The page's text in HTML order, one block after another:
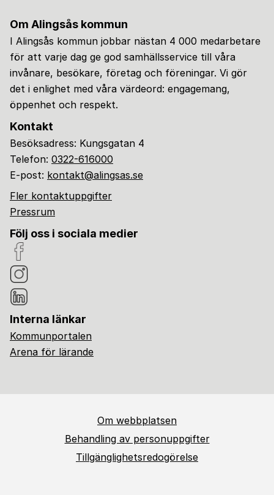
Om Alingsås kommun
I Alingsås kommun jobbar nästan 4 000 medarbetare
för att varje dag ge god samhällsservice till våra
invånare, besökare, företag och föreningar. Vi gör
det i enlighet med våra värdeord: engagemang,
öppenhet och respekt.
Kontakt
Besöksadress: Kungsgatan 4
Telefon: 0322-616000
E-post: kontakt@alingsas.se
Fler kontaktuppgifter
Pressrum
Följ oss i sociala medier
Interna länkar
Kommunportalen
Arena för lärande
Om webbplatsen
Behandling av personuppgifter
Tillgänglighetsredogörelse